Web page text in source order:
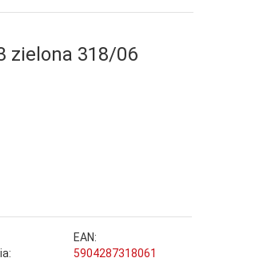
zielona 318/06
EAN:
5904287318061